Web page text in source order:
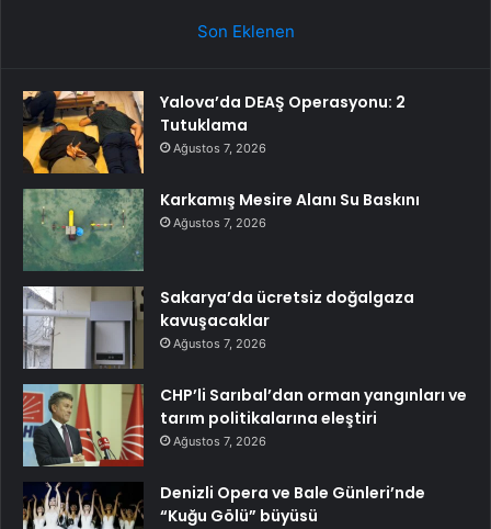
Son Eklenen
Yalova’da DEAŞ Operasyonu: 2
Tutuklama
Ağustos 7, 2026
Karkamış Mesire Alanı Su Baskını
Ağustos 7, 2026
Sakarya’da ücretsiz doğalgaza
kavuşacaklar
Ağustos 7, 2026
CHP’li Sarıbal’dan orman yangınları ve
tarım politikalarına eleştiri
Ağustos 7, 2026
Denizli Opera ve Bale Günleri’nde
“Kuğu Gölü” büyüsü